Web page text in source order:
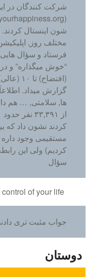
شرکت کنندگان در
شون اینستال
مختلف روز,
فرستاد و سؤال
“خوش میگذاره” و
گزارش میداد.
ها, سلامتی, … هم
کردند نشون داد که
مستقیمی وجود
کردیم) ولی این
سؤال
of your life
جواب مثبت تری
دوستان